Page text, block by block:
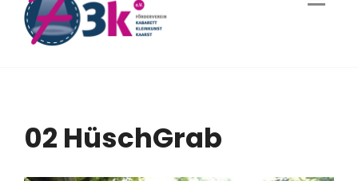
02 HüschGrab